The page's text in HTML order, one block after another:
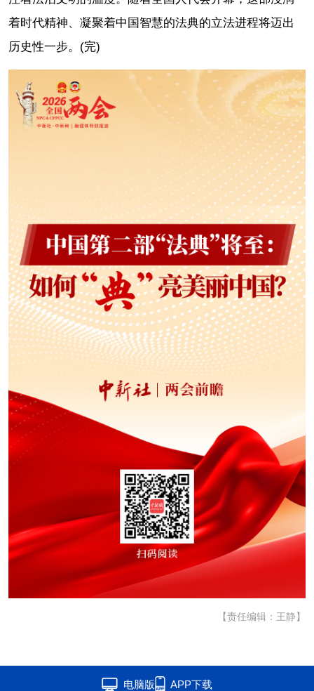
着时代精神、凝聚着中国智慧的法典的立法进程将迈出
历史性一步。(完)
【责任编辑：王静】
电脑版 APP下载